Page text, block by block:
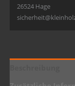
26524 Hage